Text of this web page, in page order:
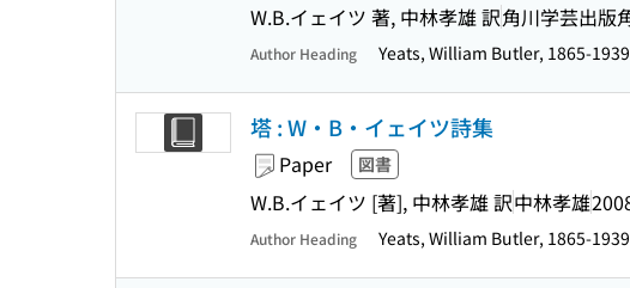
W.B.イェイツ 著, 中林孝雄 訳角川学芸出版
Author Heading Yeats, William Butler, 1865-1939
塔 : W・B・イェイツ詩集
Paper 図書
W.B.イェイツ [著], 中林孝雄 訳中林孝雄
Author Heading Yeats, William Butler, 1865-1939